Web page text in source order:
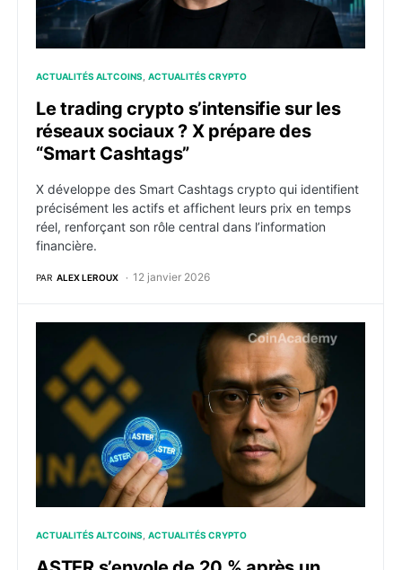
ACTUALITÉS ALTCOINS ACTUALITÉS CRYPTO
Le trading crypto s’intensifie sur les
réseaux sociaux ? X prépare des
“Smart Cashtags”
X développe des Smart Cashtags crypto qui identifient
précisément les actifs et affichent leurs prix en temps
réel, renforçant son rôle central dans l’information
financière.
PAR ALEX LEROUX 12 janvier 2026
ASTER s’envole de 20 % après un achat massif et
ACTUALITÉS ALTCOINS ACTUALITÉS CRYPTO